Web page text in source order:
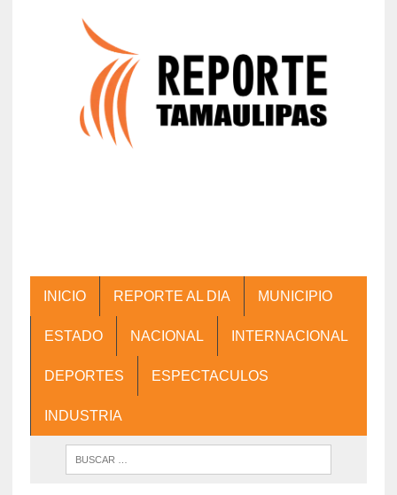
INICIO REPORTE AL DIA MUNICIPIO
ESTADO NACIONAL INTERNACIONAL
DEPORTES ESPECTACULOS
INDUSTRIA